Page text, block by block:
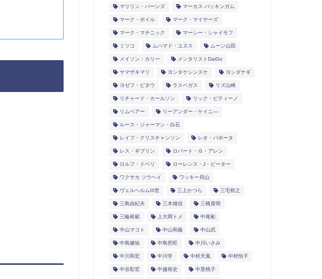
マリリン・バーンズ マーカス バッキンガム
マーク・ボイル マーク・マイヤーズ
マーク・マチニック マーシー・シャイモフ
ミツコ ムハマド・ユヌス ムーン山田
メイソン・カリー メンタリストDaiGo
ヤマザキマリ ヨシタケシンスケ ヨシダナギ
ヨゼフ・ピタウ ラスベガス リズ山崎
リチャード・カールソン リック・ピティーノ
リムベアー リーアンダー・ケイニ―
ルース・ジャーマン・白石
レイフ・クリスチャンソン レオ・バボータ
レス・ギブリン ロバート・Ｇ・アレン
ロルフ・ドベリ ローレンス・J・ピーター
ワクサカ ソウヘイ ワッキー貝山
ヴェルヘルムIII世 三上かつら 三宅裕之
三島由紀夫 三木雄信 三橋貴明
三輪裕範 上大岡トメ 中尾彬
中山マコト 中山和義 中山武
中島健祐 中島芭旺 中川いさみ
中川和宏 中川学 中村天風 中村恒子
中谷彰宏 中越裕史 中里桃子